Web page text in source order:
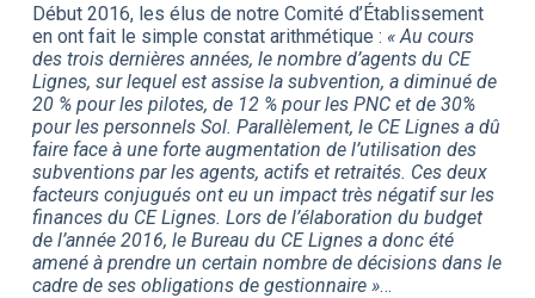
Début 2016, les élus de notre Comité d’Établissement
en ont fait le simple constat arithmétique : « Au cours
des trois dernières années, le nombre d’agents du CE
Lignes, sur lequel est assise la subvention, a diminué de
20 % pour les pilotes, de 12 % pour les PNC et de 30%
pour les personnels Sol. Parallèlement, le CE Lignes a dû
faire face à une forte augmentation de l’utilisation des
subventions par les agents, actifs et retraités. Ces deux
facteurs conjugués ont eu un impact très négatif sur les
finances du CE Lignes. Lors de l’élaboration du budget
de l’année 2016, le Bureau du CE Lignes a donc été
amené à prendre un certain nombre de décisions dans le
cadre de ses obligations de gestionnaire »…